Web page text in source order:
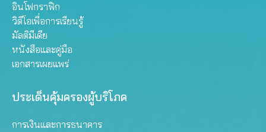
อินโฟกราฟิก
วิดีโอเพื่อการเรียนรู้
มัลติมีเดีย
หนังสือและคู่มือ
เอกสารเผยแพร่
ประเด็นคุ้มครองผู้บริโภค
การเงินและการธนาคาร